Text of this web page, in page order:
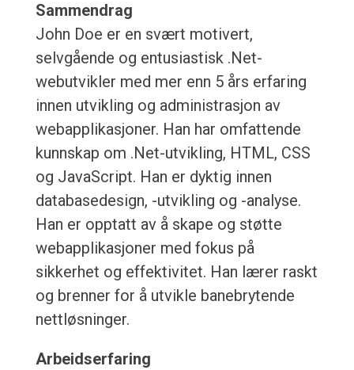
Sammendrag
John Doe er en svært motivert,
selvgående og entusiastisk .Net-
webutvikler med mer enn 5 års erfaring
innen utvikling og administrasjon av
webapplikasjoner. Han har omfattende
kunnskap om .Net-utvikling, HTML, CSS
og JavaScript. Han er dyktig innen
databasedesign, -utvikling og -analyse.
Han er opptatt av å skape og støtte
webapplikasjoner med fokus på
sikkerhet og effektivitet. Han lærer raskt
og brenner for å utvikle banebrytende
nettløsninger.
Arbeidserfaring